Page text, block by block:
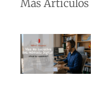
Más Artículos